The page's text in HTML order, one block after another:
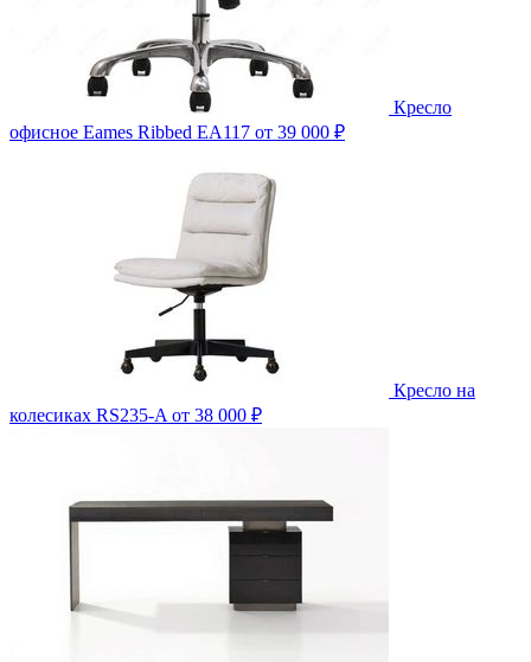
Кресло
офисное Eames Ribbed EA117 от 39 000 ₽
Кресло на
колесиках RS235-A от 38 000 ₽